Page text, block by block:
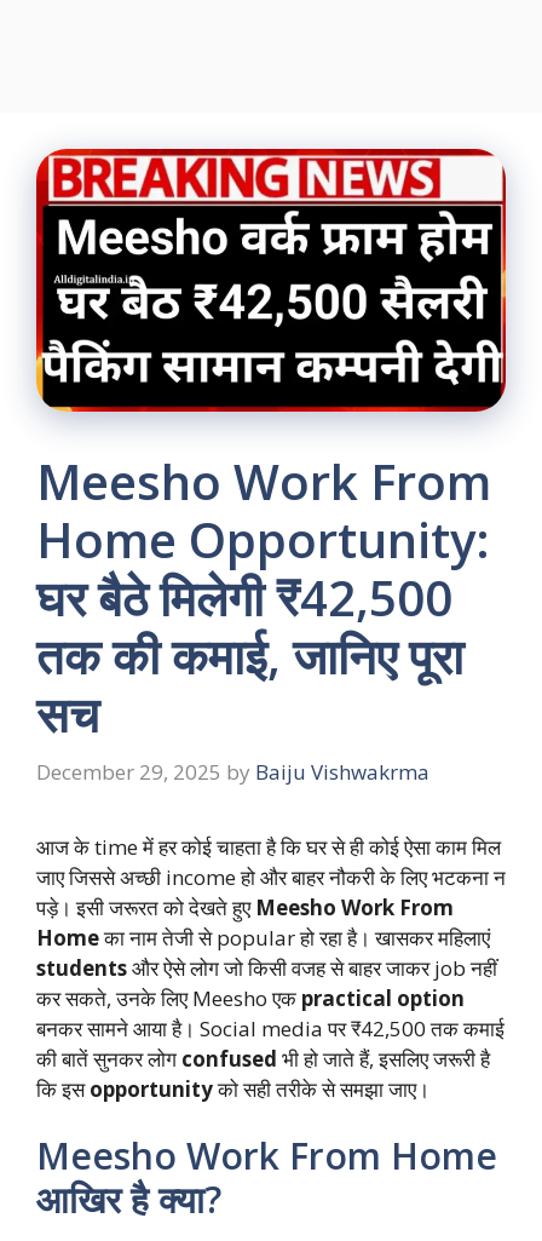
Meesho Work From
Home Opportunity:
घर बैठे मिलेगी ₹42,500
तक की कमाई, जानिए पूरा
सच
December 29, 2025 by Baiju Vishwakrma
आज के time में हर कोई चाहता है कि घर से ही कोई ऐसा काम मिल
जाए जिससे अच्छी income हो और बाहर नौकरी के लिए भटकना न
पड़े। इसी जरूरत को देखते हुए Meesho Work From
Homeका नाम तेजी से popular हो रहा है। खासकर महिलाएं
studentsऔर ऐसे लोग जो किसी वजह से बाहर जाकर job नहीं
कर सकते, उनके लिए Meesho एक practical option
बनकर सामने आया है। Social media पर ₹42,500 तक कमाई
की बातें सुनकर लोग confused भी हो जाते हैं, इसलिए जरूरी है
कि इसopportunityको सही तरीके से समझा जाए।
Meesho Work From Home
आखिर है क्या?